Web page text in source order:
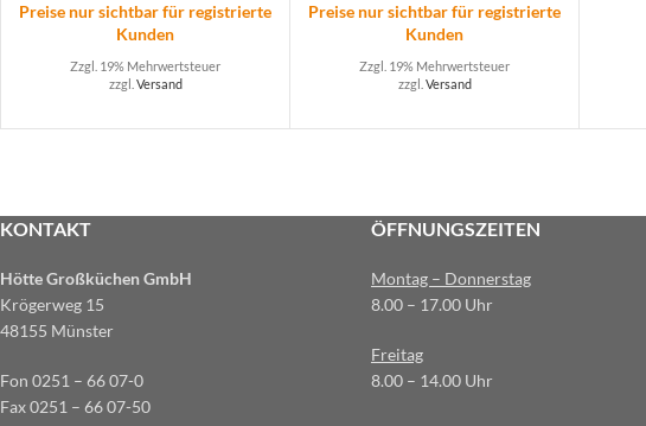
Preise nur sichtbar für registrierte
Kunden
Zzgl. 19% Mehrwertsteuer
zzgl. Versand
Preise nur sichtbar für registrierte
Kunden
Zzgl. 19% Mehrwertsteuer
zzgl. Versand
KONTAKT
Hötte Großküchen GmbH
Krögerweg 15
48155 Münster
Fon 0251 – 66 07-0
Fax 0251 – 66 07-50
ÖFFNUNGSZEITEN
Montag – Donnerstag
8.00 – 17.00 Uhr
Freitag
8.00 – 14.00 Uhr